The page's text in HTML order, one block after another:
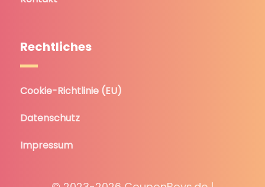
Rechtliches
Cookie-Richtlinie (EU)
Datenschutz
Impressum